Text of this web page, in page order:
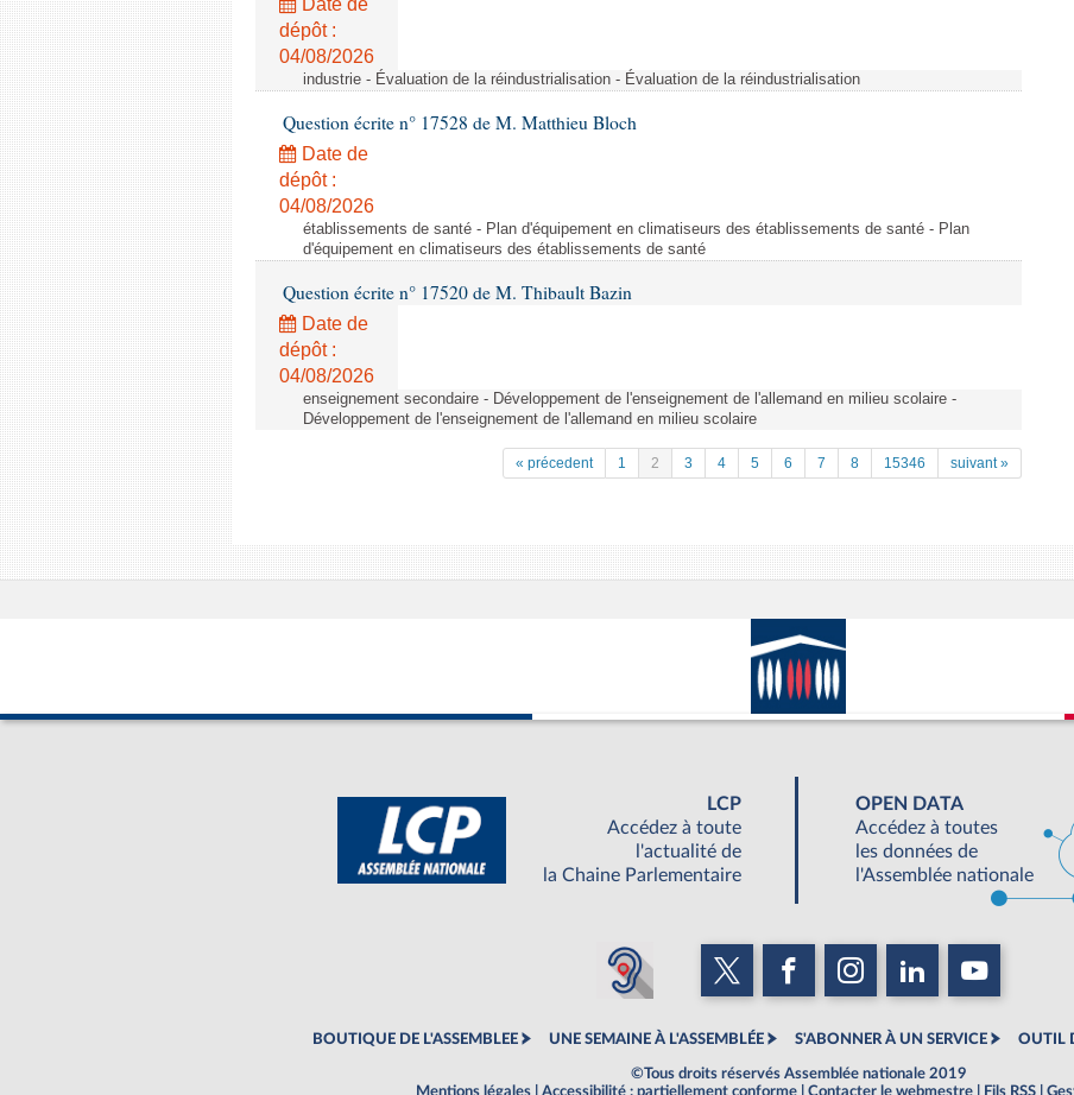
Date de
dépôt :
04/08/2026
industrie - Évaluation de la réindustrialisation - Évaluation de la réindustrialisation
Question écrite n° 17528 de M. Matthieu Bloch
Date de
dépôt :
04/08/2026
établissements de santé - Plan d'équipement en climatiseurs des établissements de santé - Plan
d'équipement en climatiseurs des établissements de santé
Question écrite n° 17520 de M. Thibault Bazin
Date de
dépôt :
04/08/2026
enseignement secondaire - Développement de l'enseignement de l'allemand en milieu scolaire -
Développement de l'enseignement de l'allemand en milieu scolaire
« précedent 1 2 3 4 5 6 7 8 15346 suivant »
LCP
Accédez à toute
l'actualité de
la Chaine Parlementaire
OPEN DATA
Accédez à toutes
les données de
l'Assemblée nationale
BOUTIQUE DE L'ASSEMBLEE UNE SEMAINE À L'ASSEMBLÉE S'ABONNER À UN SERVICE OUTIL
©Tous droits réservés Assemblée nationale 2019
Mentions légales
Accessibilité : partiellement conforme Contacter le webmestre Fils RSS